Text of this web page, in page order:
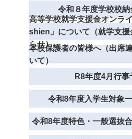
令和８年度学校校
高等学校就学支援金オンラ
shien」について（就学支
らせ）
本校保護者の皆様へ（出席
いて）
R8年度4月行
令和8年度入学生対象
令和8年度特色・一般選抜